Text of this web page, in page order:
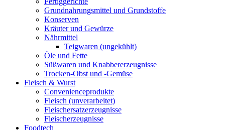
Grundnahrungsmittel und Grundstoffe
Konserven
Kräuter und Gewürze
Nährmittel
Teigwaren (ungekühlt)
Öle und Fette
Süßwaren und Knabbererzeugnisse
Trocken-Obst und -Gemüse
Fleisch & Wurst
Convenienceprodukte
Fleisch (unverarbeitet)
Fleischersatzerzeugnisse
Fleischerzeugnisse
Foodtech